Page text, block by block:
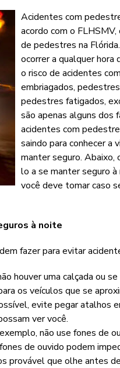
Acidentes com
acordo com o
de pedestres na
ocorrer a qualquer hora
o risco de acidentes
embriagados,
pedestres fatigados,
são apenas alguns dos
acidentes com
saindo para conhecer a
manter seguro. Abaixo,
lo a se manter seguro
você deve tomar caso
à noite
fazer para evitar
houver uma calçada ou
os veículos que se
evite pegar atalhos
ver você.
não use fones de
de ouvido podem
provável que olhe antes